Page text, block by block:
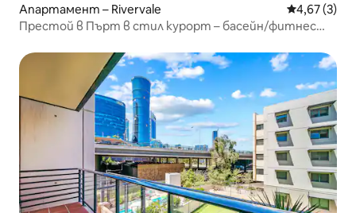
Апартамент – Rivervale Средна
4,67 (3)
Престой в Пърт в стил курорт – басейн/фитнес